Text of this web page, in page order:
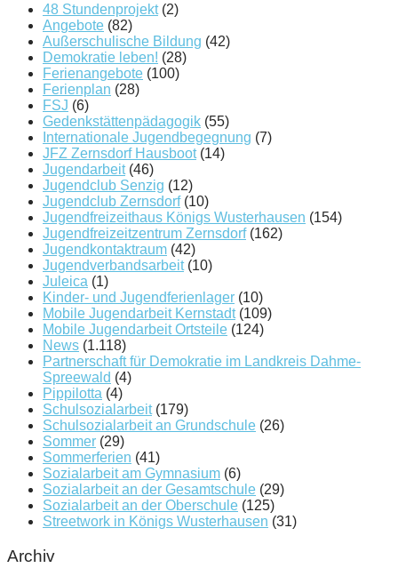
48 Stundenprojekt(2)
Angebote (82)
Außerschulische Bildung (42)
Demokratie leben! (28)
Ferienangebote (100)
Ferienplan (28)
FSJ (6)
Gedenkstättenpädagogik (55)
Internationale Jugendbegegnung (7)
JFZ Zernsdorf Hausboot(14)
Jugendarbeit(46)
Jugendclub Senzig (12)
Jugendclub Zernsdorf(10)
Jugendfreizeithaus Königs Wusterhausen (154)
Jugendfreizeitzentrum Zernsdorf(162)
Jugendkontaktraum (42)
Jugendverbandsarbeit(10)
Juleica (1)
Kinder- und Jugendferienlager (10)
Mobile Jugendarbeit Kernstadt(109)
Mobile Jugendarbeit Ortsteile (124)
News (1.118)
Partnerschaft für Demokratie im Landkreis Dahme-
Spreewald (4)
Pippilotta (4)
Schulsozialarbeit(179)
Schulsozialarbeit an Grundschule (26)
Sommer (29)
Sommerferien (41)
Sozialarbeit am Gymnasium (6)
Sozialarbeit an der Gesamtschule (29)
Sozialarbeit an der Oberschule (125)
Streetwork in Königs Wusterhausen (31)
Archiv